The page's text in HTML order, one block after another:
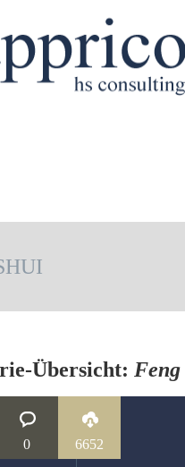
Übersicht:
0 6652